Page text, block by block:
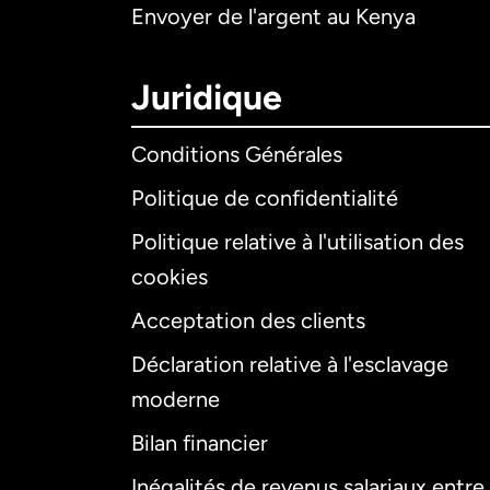
Envoyer de l'argent au Kenya
Juridique
Conditions Générales
Politique de confidentialité
Politique relative à l'utilisation des
cookies
Acceptation des clients
Déclaration relative à l'esclavage
moderne
Bilan financier